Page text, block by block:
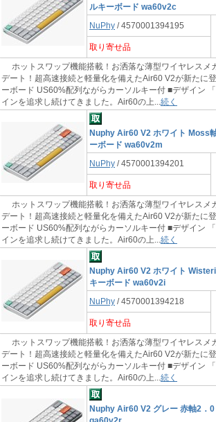
ルキーボード wa60v2c
NuPhy / 4570001394195
取り寄せ品
ホットスワップ機能搭載！お洒落な薄型ワイヤレスメ
デート！超高速接続と軽量化を備えたAir60 V2が新たに
ーボード US60%配列ながらカーソルキー付 ■デザイン
インを追求し続けてきました。Air60の上... 続く
Nuphy Air60 V2 ホワイト Moss
ーボード wa60v2m
NuPhy / 4570001394201
取り寄せ品
ホットスワップ機能搭載！お洒落な薄型ワイヤレスメ
デート！超高速接続と軽量化を備えたAir60 V2が新たに
ーボード US60%配列ながらカーソルキー付 ■デザイン
インを追求し続けてきました。Air60の上... 続く
Nuphy Air60 V2 ホワイト
キーボード wa60v2i
NuPhy / 4570001394218
取り寄せ品
ホットスワップ機能搭載！お洒落な薄型ワイヤレスメ
デート！超高速接続と軽量化を備えたAir60 V2が新たに
ーボード US60%配列ながらカーソルキー付 ■デザイン
インを追求し続けてきました。Air60の上... 続く
Nuphy Air60 V2 グレー 赤軸2．